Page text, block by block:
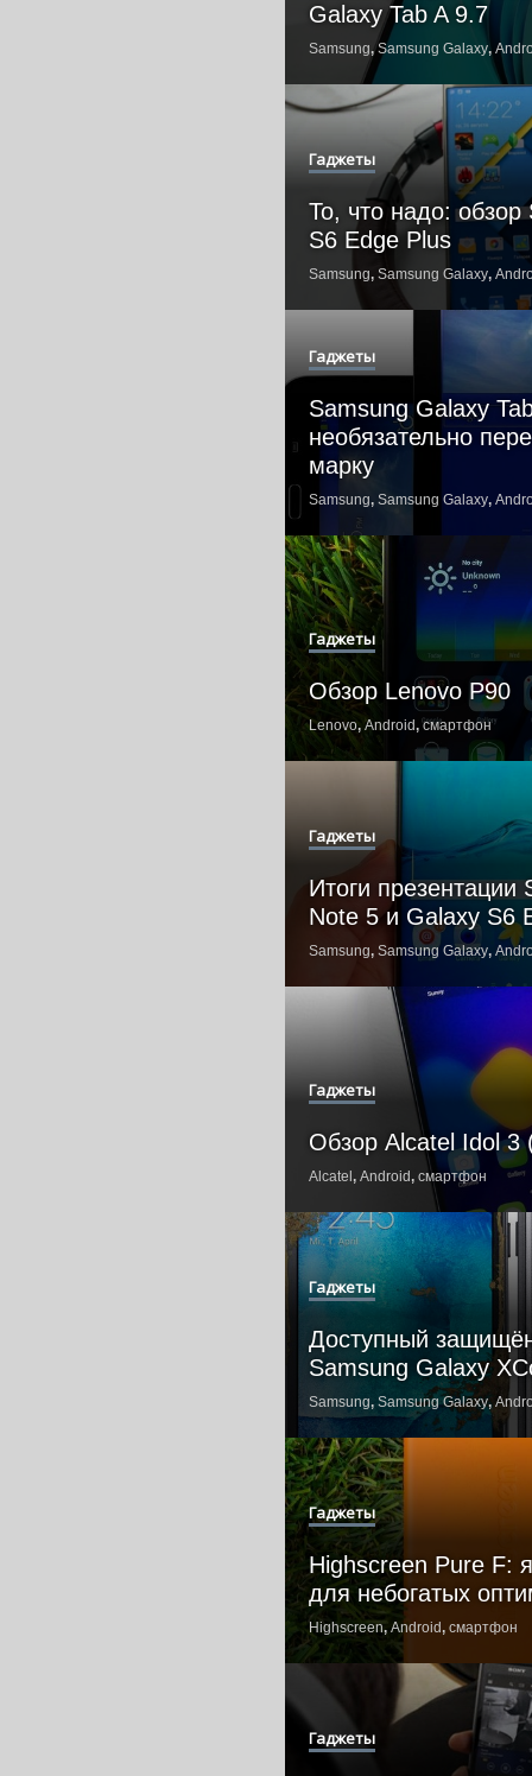
Galaxy Tab A 9.7
Samsung,Samsung Galaxy,
Гаджеты
То, что надо:
S6 Edge Plus
Samsung, Samsung Galaxy,
Гаджеты
Samsung Galaxy
необязательно
марку
Samsung, Samsung Galaxy,
Гаджеты
Обзор Lenovo P90
Lenovo, Android,смартфон
Гаджеты
Итоги презентации
Note 5 и Galaxy S6
Samsung, Samsung Galaxy,
Гаджеты
Обзор Alcatel Idol 3
Alcatel , Android, смартфон
Гаджеты
Доступный
Samsung Galaxy
Samsung, Samsung Galaxy,
Гаджеты
Highscreen Pure F:
для небогатых
Highscreen,Android, смартфон
Гаджеты